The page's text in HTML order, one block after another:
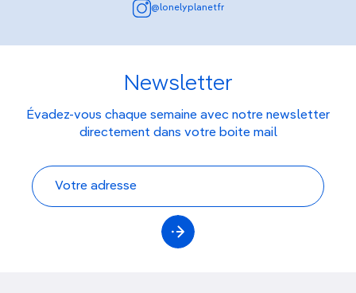
@lonelyplanetfr
Newsletter
Évadez-vous chaque semaine avec notre newsletter
directement dans votre boite mail